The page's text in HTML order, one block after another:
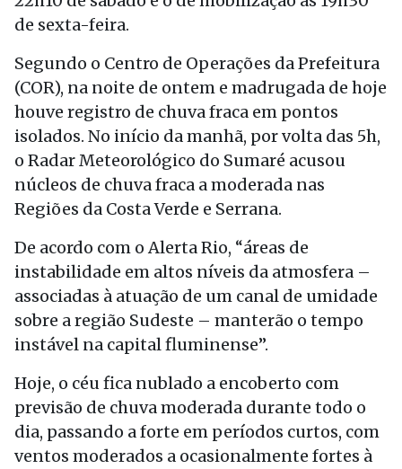
de sexta-feira.
Segundo o Centro de Operações da Prefeitura
(COR), na noite de ontem e madrugada de hoje
houve registro de chuva fraca em pontos
isolados. No início da manhã, por volta das 5h,
o Radar Meteorológico do Sumaré acusou
núcleos de chuva fraca a moderada nas
Regiões da Costa Verde e Serrana.
De acordo com o Alerta Rio, “áreas de
instabilidade em altos níveis da atmosfera –
associadas à atuação de um canal de umidade
sobre a região Sudeste – manterão o tempo
instável na capital fluminense”.
Hoje, o céu fica nublado a encoberto com
previsão de chuva moderada durante todo o
dia, passando a forte em períodos curtos, com
ventos moderados a ocasionalmente fortes à